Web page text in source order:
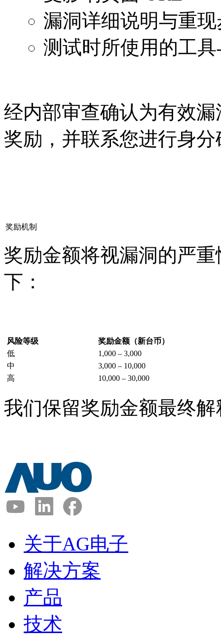
漏洞详细说明与重
测试时所使用的工
经内部审查确认为有效
奖励，并联系您进行身
奖励机制
奖励金额将视漏洞的严
下：
风险等级
奖励金额（新台币）
低
1,000 – 3,000
中
3,000 – 10,000
高
10,000 – 30,000
我们保留奖励金额最终
关于AG电子
解决方案
产品
技术